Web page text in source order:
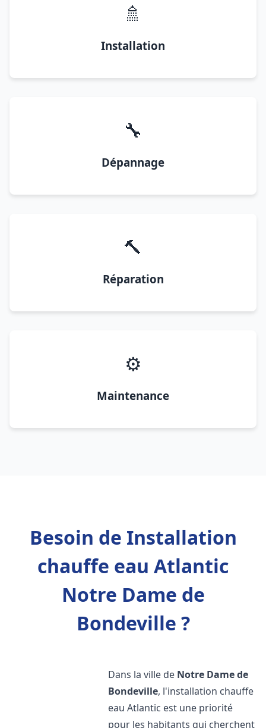
🚿
Installation
🔧
Dépannage
🔨
Réparation
⚙️
Maintenance
Besoin de Installation
chauffe eau Atlantic
Notre Dame de
Bondeville ?
Dans la ville de Notre Dame de
Bondeville, l'installation chauffe
eau Atlantic est une priorité
pour les habitants qui cherchent